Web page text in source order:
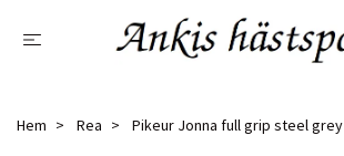
Hem Rea Pikeur Jonna full grip steel grey